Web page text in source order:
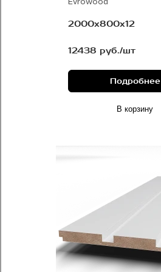
2000х800х12
12438 руб./шт
Подробнее
В корзину